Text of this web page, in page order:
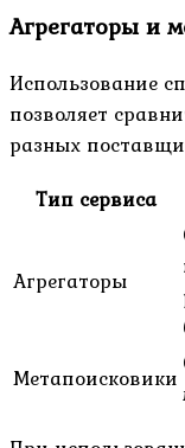
Агрегаторы и
Использование
позволяет
разных
Тип сервиса
Агрегаторы
Метапоисковики